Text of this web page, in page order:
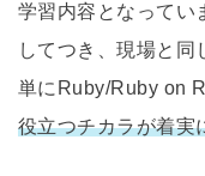
学習内容となってい
してつき、現場と
単にRuby/Ruby on
役立つチカラが着実